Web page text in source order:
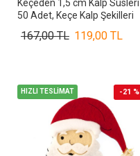
Keçeden 1,5 cm Kalp Süsleri
50 Adet, Keçe Kalp Şekilleri
119,00 TL
167,00 TL
HIZLI TESLİMAT -21 %